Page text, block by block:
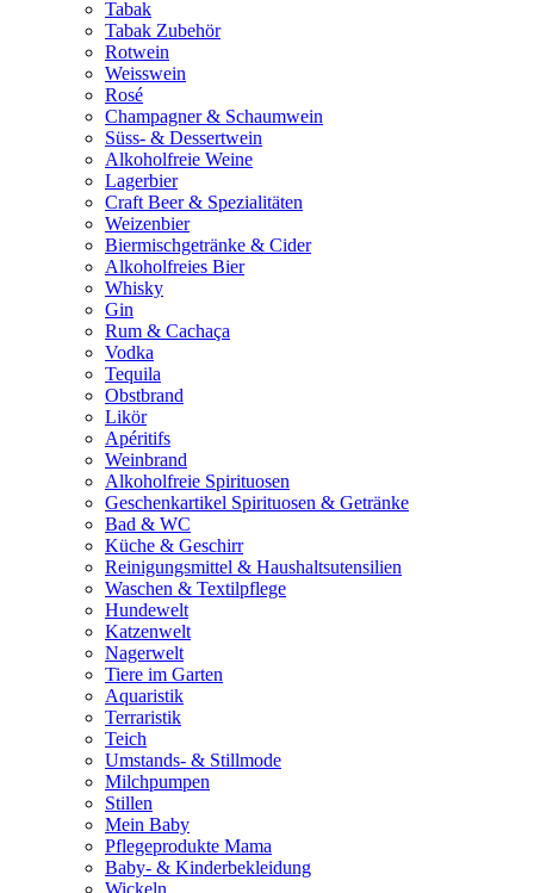
Tabak
Tabak Zubehör
Rotwein
Weisswein
Rosé
Champagner & Schaumwein
Süss- & Dessertwein
Alkoholfreie Weine
Lagerbier
Craft Beer & Spezialitäten
Weizenbier
Biermischgetränke & Cider
Alkoholfreies Bier
Whisky
Gin
Rum & Cachaça
Vodka
Tequila
Obstbrand
Likör
Apéritifs
Weinbrand
Alkoholfreie Spirituosen
Geschenkartikel Spirituosen & Getränke
Bad & WC
Küche & Geschirr
Reinigungsmittel & Haushaltsutensilien
Waschen & Textilpflege
Hundewelt
Katzenwelt
Nagerwelt
Tiere im Garten
Aquaristik
Terraristik
Teich
Umstands- & Stillmode
Milchpumpen
Stillen
Mein Baby
Pflegeprodukte Mama
Baby- & Kinderbekleidung
Wickeln